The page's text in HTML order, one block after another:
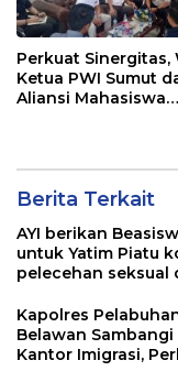
Perkuat Sinergitas,
Ketua PWI Sumut
Aliansi Mahasiswa
Berita Terkait
AYI berikan
untuk Yatim Piatu
pelecehan seksual
Kapolres
Belawan Sambangi
Kantor Imigrasi,